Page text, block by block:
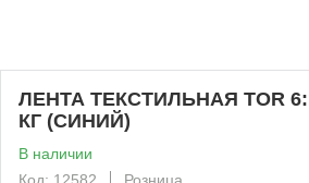
ЛЕНТА ТЕКСТИЛЬНАЯ TOR
КГ (СИНИЙ)
В наличии
Код: 12582
Розница